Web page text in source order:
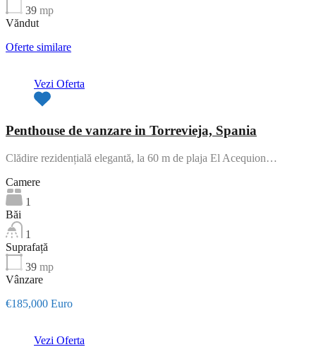
39 mp
Văndut
Oferte similare
Vezi Oferta
Penthouse de vanzare in Torrevieja, Spania
Clădire rezidențială elegantă, la 60 m de plaja El Acequion…
Camere
1
Băi
1
Suprafață
39 mp
Vânzare
€185,000 Euro
Vezi Oferta